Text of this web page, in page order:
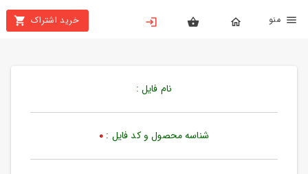
خرید اشتراک
بستن
نام فایل :
شناسه محصول و کد فایل : 0